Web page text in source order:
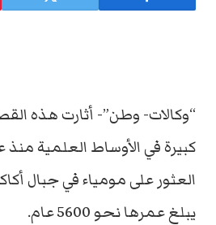
“وكالات- وطن”- أثارت هذه
العثور على مومياء في جبال
يبلغ عمرها نحو 5600 عام.